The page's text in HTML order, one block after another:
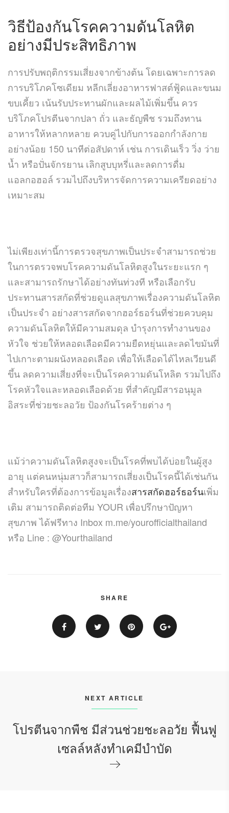
วิธีป้องกันโรคความดันโลหิต
อย่างมีประสิทธิภาพ
การปรับพฤติกรรมเสี่ยงจากข้างต้น โดยเฉพาะการลด
การบริโภคโซเดียม หลีกเลี่ยงอาหารฟาสต์ฟู้ดและขนม
ขบเคี้ยว เน้นรับประทานผักและผลไม้เพิ่มขึ้น ควร
บริโภคโปรตีนจากปลา ถั่ว และธัญพืช รวมถึงทาน
อาหารให้หลากหลาย ควบคู่ไปกับการออกกำลังกาย
อย่างน้อย 150 นาทีต่อสัปดาห์ เช่น การเดินเร็ว วิ่ง ว่าย
น้ำ หรือปั่นจักรยาน เลิกสูบบุหรี่และลดการดื่ม
แอลกอฮอล์ รวมไปถึงบริหารจัดการความเครียดอย่าง
เหมาะสม
ไม่เพียงเท่านี้การตรวจสุขภาพเป็นประจำสามารถช่วย
ในการตรวจพบโรคความดันโลหิตสูงในระยะแรก ๆ
และสามารถรักษาได้อย่างทันท่วงที หรือเลือกรับ
ประทานสารสกัดที่ช่วยดูแลสุขภาพเรื่องความดันโลหิต
เป็นประจำ อย่างสารสกัดจากฮอร์ธอร์นที่ช่วยควบคุม
ความดันโลหิตให้มีความสมดุล บำรุงการทำงานของ
หัวใจ ช่วยให้หลอดเลือดมีความยืดหยุ่นและลดไขมันที่
ไปเกาะตามผนังหลอดเลือด เพื่อให้เลือดได้ไหลเวียนดี
ขึ้น ลดความเสี่ยงที่จะเป็นโรคความดันโหลิต รวมไปถึง
โรคหัวใจและหลอดเลือดด้วย ที่สำคัญมีสารอนุมูล
อิสระที่ช่วยชะลอวัย ป้องกันโรคร้ายต่าง ๆ
แม้ว่าความดันโลหิตสูงจะเป็นโรคที่พบได้บ่อยในผู้สูง
อายุ แต่คนหนุ่มสาวก็สามารถเสี่ยงเป็นโรคนี้ได้เช่นกัน
สำหรับใครที่ต้องการข้อมูลเรื่องสารสกัดฮอร์ธอร์นเพิ่ม
เติม สามารถติดต่อทีม YOUR เพื่อปรึกษาปัญหา
สุขภาพ ได้ฟรีทาง Inbox m.me/yourofficialthailand
หรือ Line : @Yourthailand
SHARE
NEXT ARTICLE
โปรตีนจากพืช มีส่วนช่วยชะลอวัย ฟื้นฟู
เซลล์หลังทำเคมีบำบัด